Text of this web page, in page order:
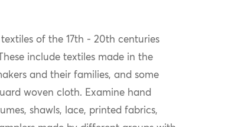
of the 17th - 20th centuries
include textiles made in the
and their families, and some
woven cloth. Examine hand
shawls, lace, printed fabrics,